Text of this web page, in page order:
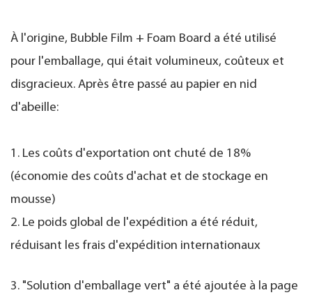
À l'origine, Bubble Film + Foam Board a été utilisé
pour l'emballage, qui était volumineux, coûteux et
disgracieux. Après être passé au papier en nid
d'abeille:
1. Les coûts d'exportation ont chuté de 18%
(économie des coûts d'achat et de stockage en
mousse)
2. Le poids global de l'expédition a été réduit,
réduisant les frais d'expédition internationaux
3. "Solution d'emballage vert" a été ajoutée à la page